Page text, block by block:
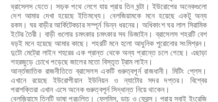
ব্রাসেলস যেতে। সড়ক পথে লেগে যায় প্রায় তিন ঘন্টা। ইউরোপের অনেকগুলো
দেশ আমার দেখা হয়েছে ইতিমধ্যে। বেলজিয়ামকে মনে হয়েছে একটু অন্য
রকম। ঘর বাড়ীর আর্কিটেকচার সম্পূর্ন ভিন্ন ধরনের। অধিকাংশ ঘর লাল সিরামিক
ইটের তৈরী। বাড়ী গুলোর চমৎকার চমৎকার সব ডিজাইন। ব্রাসেলস শহরটি বেশ
বড়ই মনে হয়েছে আমার কাছে। শহরটি মনে হলো আধুনিক পুরোনোর সংমিশ্রন।
দুটো মেট্রো লাইন শহরের এক প্রান্ত থেকে অন্য প্রান্তে চলে গেছে। এছাড়া
শহরজুড়ে চোখে পড়েছে জালের মতো বিস্তৃত ট্রাম লাইন।
আর্ন্তজাতিক রাজনীতিতেব্রাসেলস একটি গুরুত্বপূর্ন রাজধানী। মিটিং প্লেস।
এখানে রয়েছে ইউরোপীয়ান ইউনিয়ন ও ন্যাটোর সদর দপ্তর। বিশ্বের
পরাশক্তিরা এখান এসে অনেক গুরুত্বপূর্ন সিদ্ধান্ত নিয়ে থাকেন।
বেলজ়িয়ামে তিনটি ভাষা প্রচলিত। ফ্লেমিস, ডাচ ও ফ্রেন্স। প্রায় সবাই ইংরেজি